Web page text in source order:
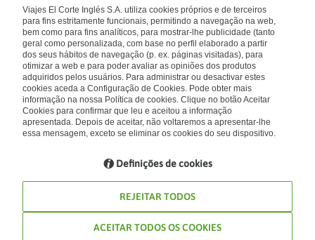
Seguros de Viagem
Carreiras
El Corte Inglés
Catálogos
Check-in Online
Condições Gerais
Política de privacidade
Política de Cookies
Empresas/ Grupos
Livro de Reclamações
Internacional
Portugal
Visite nosso blog
Blog de Viajes el Corte inglés
Viajes El Corte Inglés S.A. utiliza cookies próprios e de terceiros
para fins estritamente funcionais, permitindo a navegação na web,
bem como para fins analíticos, para mostrar-lhe publicidade (tanto
geral como personalizada, com base no perfil elaborado a partir
dos seus hábitos de navegação (p. ex. páginas visitadas), para
otimizar a web e para poder avaliar as opiniões dos produtos
adquiridos pelos usuários. Para administrar ou desactivar estes
cookies aceda a Configuração de Cookies. Pode obter mais
informação na nossa Política de cookies. Clique no botão Aceitar
Cookies para confirmar que leu e aceitou a informação
apresentada. Depois de aceitar, não voltaremos a apresentar-lhe
essa mensagem, exceto se eliminar os cookies do seu dispositivo.
REJEITAR TODOS
ACEITAR TODOS OS COOKIES
Definições de cookies